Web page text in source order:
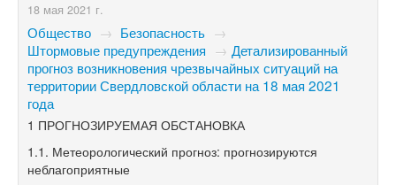
18 мая 2021 г.
Общество → Безопасность →
Штормовые предупреждения → ​Детализированный
прогноз возникновения чрезвычайных ситуаций на
территории Свердловской области на 18 мая 2021
года
1 ПРОГНОЗИРУЕМАЯ ОБСТАНОВКА
1.1. Метеорологический прогноз: прогнозируются
неблагоприятные